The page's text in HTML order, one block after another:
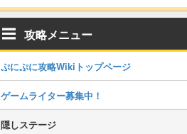
攻略メニュー
ぷにぷに攻略Wikiトップページ
ゲームライター募集中！
隠しステージ